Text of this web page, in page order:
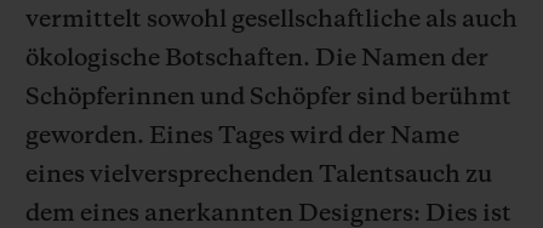
vermittelt sowohl gesellschaftliche als auch
ökologische Botschaften. Die Namen der
Schöpferinnen und Schöpfer sind berühmt
geworden. Eines Tages wird der Name
eines vielversprechenden Talentsauch zu
dem eines anerkannten Designers: Dies ist